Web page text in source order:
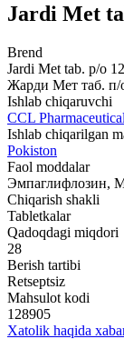
Jardi Met
Brend
Jardi Met tab. p/o
Жарди Мет таб. п/
Ishlab chiqaruvchi
CCL
Ishlab chiqarilgan
Pokiston
Faol moddalar
Эмпаглифлозин,
Chiqarish shakli
Tabletkalar
Qadoqdagi miqdori
28
Berish tartibi
Retseptsiz
Mahsulot kodi
128905
Xatolik haqida